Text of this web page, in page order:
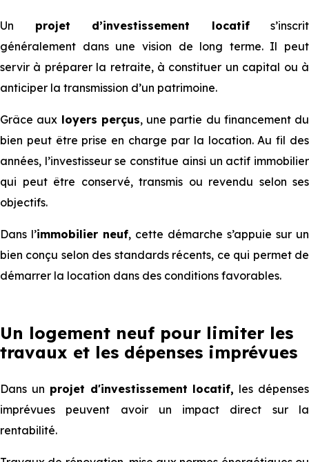
Un projet d’investissement locatifs’inscrit
généralement dans une vision de long terme. Il peut
servir à préparer la retraite, à constituer un capital ou à
anticiper la transmission d’un patrimoine.
Grâce aux loyers perçus, une partie du financement du
bien peut être prise en charge par la location. Au fil des
années, l’investisseur se constitue ainsi un actif immobilier
qui peut être conservé, transmis ou revendu selon ses
objectifs.
Dans l’immobilier neuf, cette démarche s’appuie sur un
bien conçu selon des standards récents, ce qui permet de
démarrer la location dans des conditions favorables.
Un logement neuf pour limiter les
travaux et les dépenses imprévues
Dans un projet d'investissement locatif, les dépenses
imprévues peuvent avoir un impact direct sur la
rentabilité.